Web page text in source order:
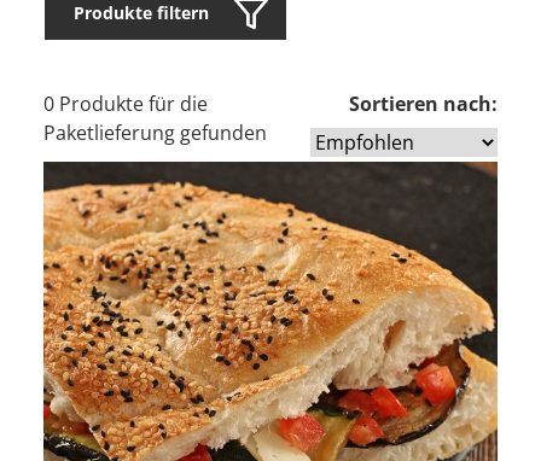
Produkte filtern
0 Produkte für die
Paketlieferung gefunden
Sortieren nach: